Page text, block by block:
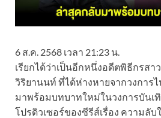
6 ส.ค. 2568 เวลา 21:23 น.
เรียกได้ว่าเป็นอีกหนึ่งอดีตพิธีกรสา
วิริยานนท์ ที่ได้ห่างหายจากวงการ
มาพร้อมบทบาทใหม่ในวงการบันเ
โปรดิวเซอร์ของซีรีส์เรื่อง ความลับ